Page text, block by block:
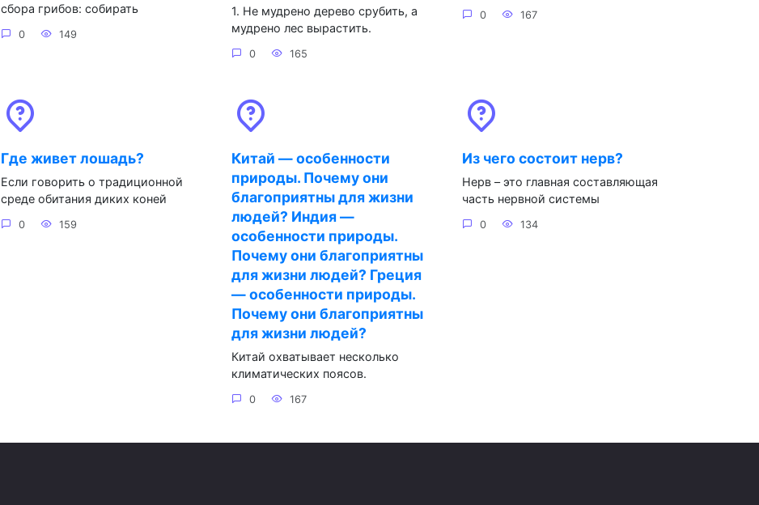
сбора грибов: собирать
0 149
1. Не мудрено дерево срубить, а
мудрено лес вырастить.
0 165
0 167
Где живет лошадь?
Если говорить о традиционной
среде обитания диких коней
0 159
Китай — особенности
природы. Почему они
благоприятны для жизни
людей? Индия —
особенности природы.
Почему они благоприятны
для жизни людей? Греция
— особенности природы.
Почему они благоприятны
для жизни людей?
Китай охватывает несколько
климатических поясов.
0 167
Из чего состоит нерв?
Нерв – это главная составляющая
часть нервной системы
0 134